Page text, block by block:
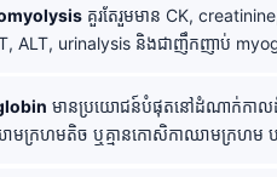
គួរតែរួមមាន CK,
ALT, urinalysis និងជាញឹកញាប់
មានប្រយោជន៍បំផុតនៅដំណាក់កាលដំ
ក្រហមតិច ឬគ្មានកោសិកាឈាមក្រហម ប